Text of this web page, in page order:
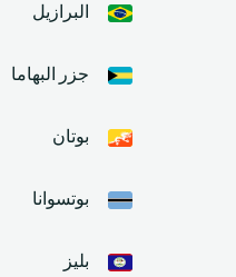
البرازيل
جزر البهاما
بوتان
بوتسوانا
بليز